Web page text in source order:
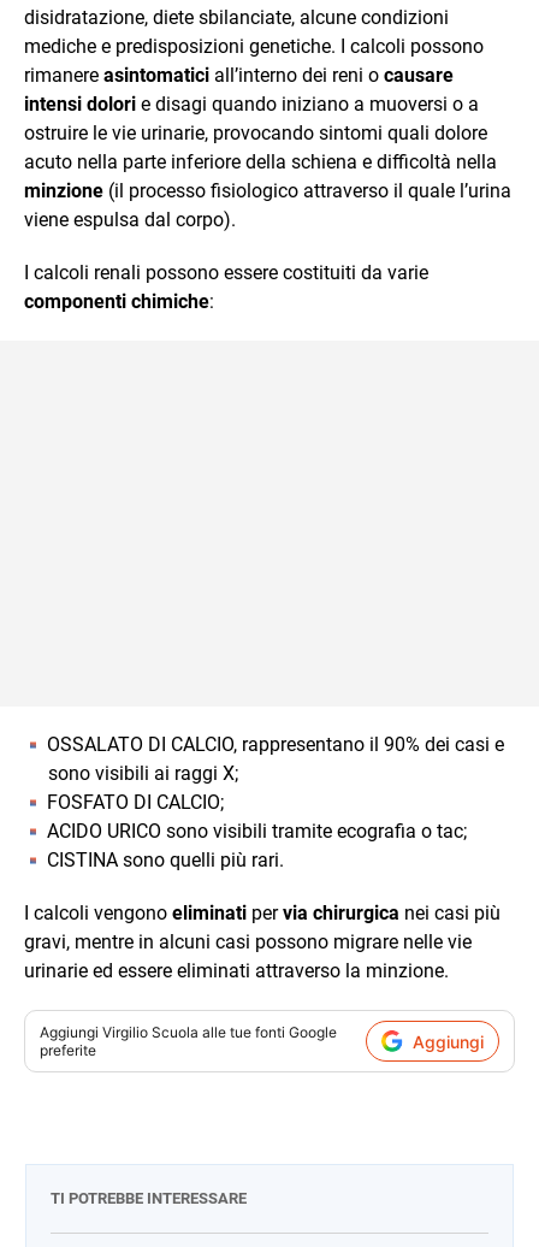
disidratazione, diete sbilanciate, alcune condizioni
mediche e predisposizioni genetiche. I calcoli possono
rimanere asintomatici all’interno dei reni o causare
intensi dolori e disagi quando iniziano a muoversi o a
ostruire le vie urinarie, provocando sintomi quali dolore
acuto nella parte inferiore della schiena e difficoltà nella
minzione (il processo fisiologico attraverso il quale l’urina
viene espulsa dal corpo).
I calcoli renali possono essere costituiti da varie
componenti chimiche:
OSSALATO DI CALCIO, rappresentano il 90% dei casi e
sono visibili ai raggi X;
FOSFATO DI CALCIO;
ACIDO URICO sono visibili tramite ecografia o tac;
CISTINA sono quelli più rari.
I calcoli vengono eliminati pervia chirurgica nei casi più
gravi, mentre in alcuni casi possono migrare nelle vie
urinarie ed essere eliminati attraverso la minzione.
Aggiungi Virgilio Scuola alle tue fonti Google
preferite
Aggiungi
TI POTREBBE INTERESSARE